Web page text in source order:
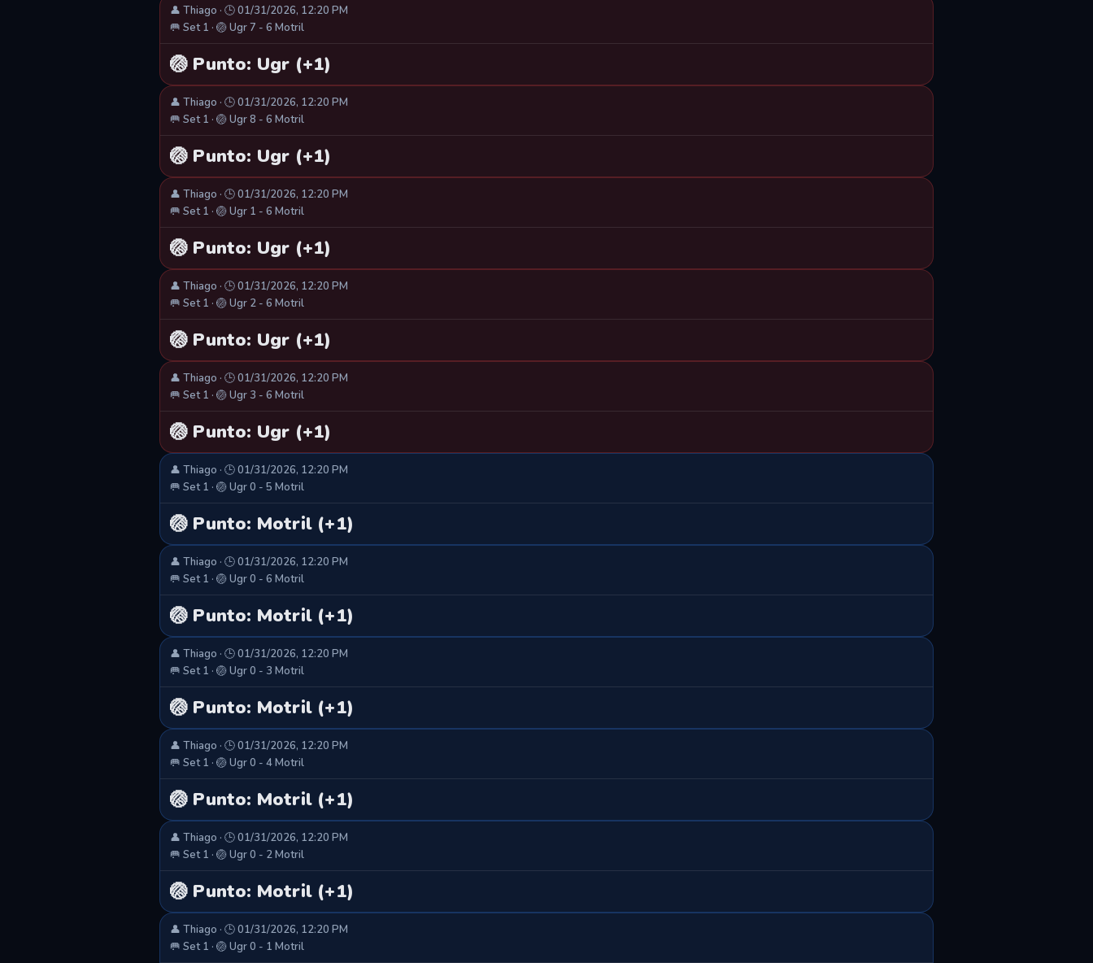
👤 Thiago · 🕒 01/31/2026, 12:20 PM
🥅 Set 1 · 🏐 Ugr 7 - 6 Motril
🏐 Punto: Ugr (+1)
👤 Thiago · 🕒 01/31/2026, 12:20 PM
🥅 Set 1 · 🏐 Ugr 8 - 6 Motril
🏐 Punto: Ugr (+1)
👤 Thiago · 🕒 01/31/2026, 12:20 PM
🥅 Set 1 · 🏐 Ugr 1 - 6 Motril
🏐 Punto: Ugr (+1)
👤 Thiago · 🕒 01/31/2026, 12:20 PM
🥅 Set 1 · 🏐 Ugr 2 - 6 Motril
🏐 Punto: Ugr (+1)
👤 Thiago · 🕒 01/31/2026, 12:20 PM
🥅 Set 1 · 🏐 Ugr 3 - 6 Motril
🏐 Punto: Ugr (+1)
👤 Thiago · 🕒 01/31/2026, 12:20 PM
🥅 Set 1 · 🏐 Ugr 0 - 5 Motril
🏐 Punto: Motril (+1)
👤 Thiago · 🕒 01/31/2026, 12:20 PM
🥅 Set 1 · 🏐 Ugr 0 - 6 Motril
🏐 Punto: Motril (+1)
👤 Thiago · 🕒 01/31/2026, 12:20 PM
🥅 Set 1 · 🏐 Ugr 0 - 3 Motril
🏐 Punto: Motril (+1)
👤 Thiago · 🕒 01/31/2026, 12:20 PM
🥅 Set 1 · 🏐 Ugr 0 - 4 Motril
🏐 Punto: Motril (+1)
👤 Thiago · 🕒 01/31/2026, 12:20 PM
🥅 Set 1 · 🏐 Ugr 0 - 2 Motril
🏐 Punto: Motril (+1)
👤 Thiago · 🕒 01/31/2026, 12:20 PM
🥅 Set 1 · 🏐 Ugr 0 - 1 Motril